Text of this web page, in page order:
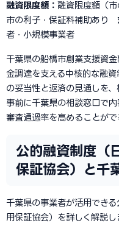
融資限度額： 融資限度額（
市の利子・保証料補助あり
者・小規模事業者
千葉県の船橋市創業支援資
金調達を支える中核的な融
の妥当性と返済の見通しを、
事前に千葉県の相談窓口で
審査通過率を高めることがで
公的融資制度（
保証協会）と千
千葉県の事業者が活用でき
用保証協会）を詳しく解説